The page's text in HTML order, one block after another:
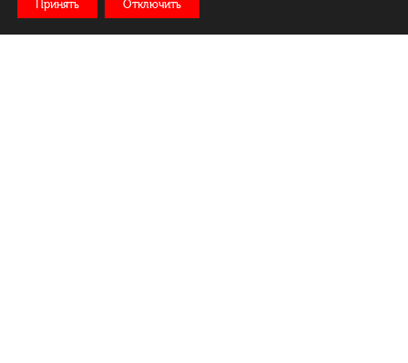
Принять Отключить